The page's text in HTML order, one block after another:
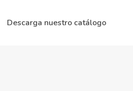
Descarga nuestro catálogo